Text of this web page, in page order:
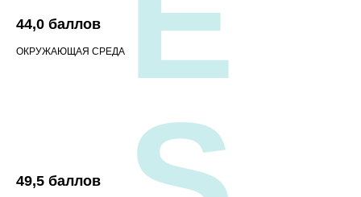
44,0 баллов
ОКРУЖАЮЩАЯ СРЕДА
49,5 баллов